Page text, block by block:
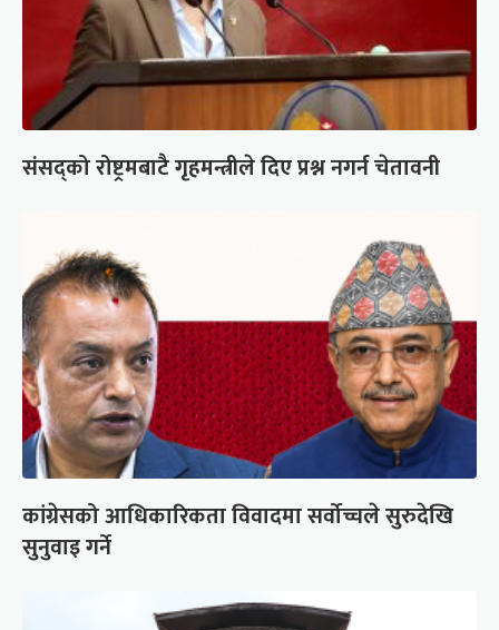
संसद्को रोष्ट्रमबाटै गृहमन्त्रीले दिए प्रश्न नगर्न चेतावनी
कांग्रेसको आधिकारिकता विवादमा सर्वोच्चले सुरुदेखि
सुनुवाइ गर्ने